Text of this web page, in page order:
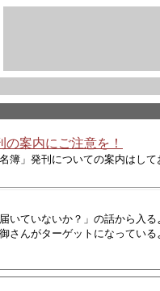
の案内にご注意を！
簿」発刊についての案内はし
届いていないか？」の話から入
さんがターゲットになっている